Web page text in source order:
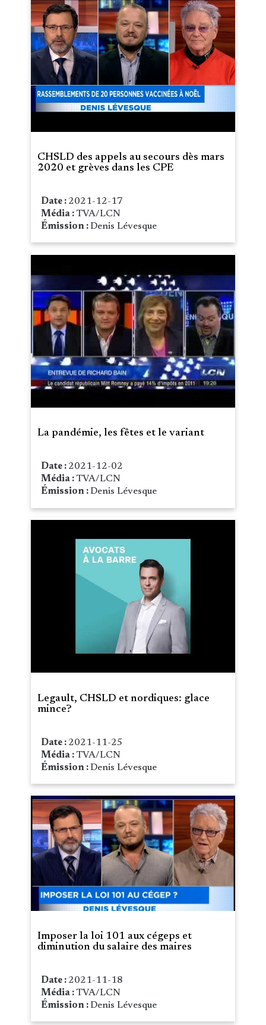
CHSLD des appels au secours dès mars
2020 et grèves dans les CPE
Date : 2021-12-17
Média :TVA/LCN
Émission : Denis Lévesque
La pandémie, les fêtes et le variant
Date : 2021-12-02
Média :TVA/LCN
Émission : Denis Lévesque
Legault, CHSLD et nordiques: glace
mince?
Date : 2021-11-25
Média :TVA/LCN
Émission : Denis Lévesque
Imposer la loi 101 aux cégeps et
diminution du salaire des maires
Date : 2021-11-18
Média :TVA/LCN
Émission : Denis Lévesque